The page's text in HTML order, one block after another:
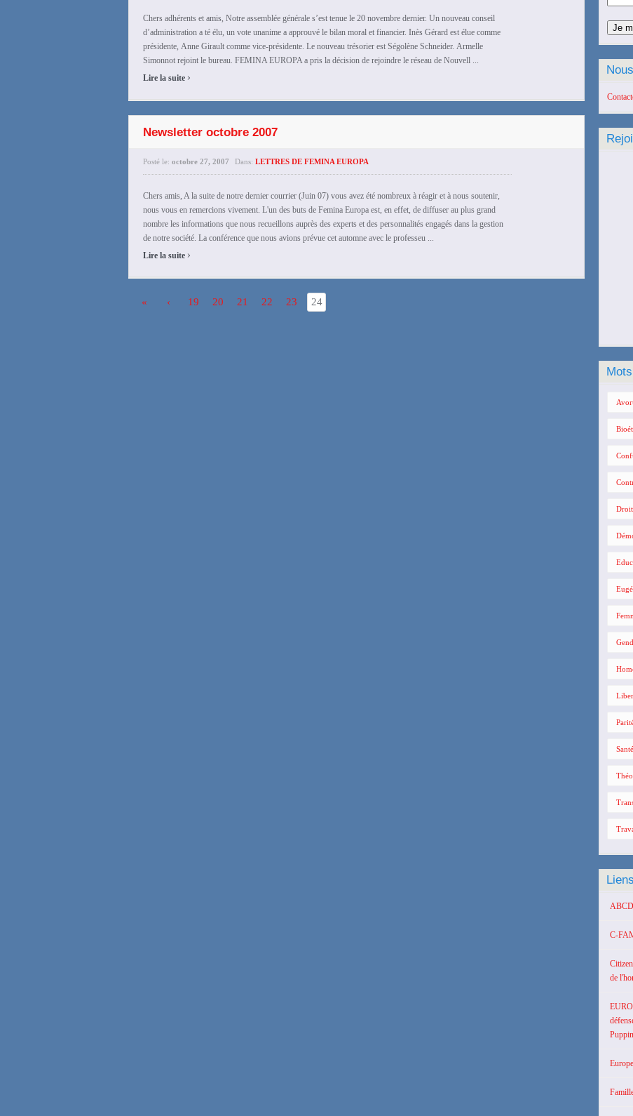
Chers adhérents et amis, Notre assemblée générale s’est tenue le 20 novembre dernier. Un nouveau conseil
d’administration a té élu, un vote unanime a approuvé le bilan moral et financier. Inès Gérard est élue comme
présidente, Anne Girault comme vice-présidente. Le nouveau trésorier est Ségolène Schneider. Armelle
Simonnot rejoint le bureau. FEMINA EUROPA a pris la décision de rejoindre le réseau de Nouvell ...
Lire la suite ›
Newsletter octobre 2007
Posté le: octobre 27, 2007 Dans: LETTRES DE FEMINA EUROPA
Chers amis, A la suite de notre dernier courrier (Juin 07) vous avez été nombreux à réagir et à nous soutenir,
nous vous en remercions vivement. L'un des buts de Femina Europa est, en effet, de diffuser au plus grand
nombre les informations que nous recueillons auprès des experts et des personnalités engagés dans la gestion
de notre société. La conférence que nous avions prévue cet automne avec le professeu ...
Lire la suite ›
« ‹ 19 20 21 22 23 24
C-
de